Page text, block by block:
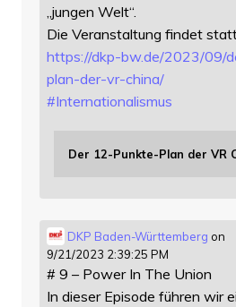
„jungen Welt“.
Die Veranstaltung findet
https://dkp-bw.de/2023/09/
plan-der-vr-china/
#Internationalismus
Der 12-Punkte-Plan der VR
DKP Baden-Württemberg on
9/21/2023 2:39:25 PM
# 9 – Power In The Union
In dieser Episode führen wir